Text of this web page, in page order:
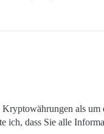
als
dass Sie alle